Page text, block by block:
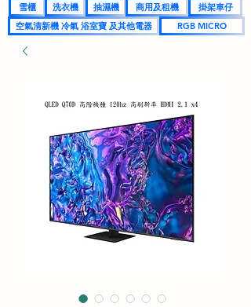
雪櫃 洗衣機 抽濕機 商用及租機
掛架車仔
空氣清新機 冷氣 浴室寶 及其他電器
RGB MICRO